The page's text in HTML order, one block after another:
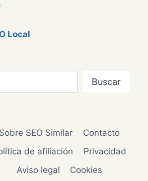
Local
Buscar
Sobre SEO Similar
Contacto
de afiliación
Privacidad
Aviso legal
Cookies